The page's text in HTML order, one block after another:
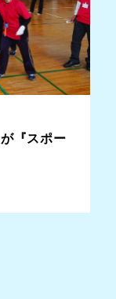
『スポー